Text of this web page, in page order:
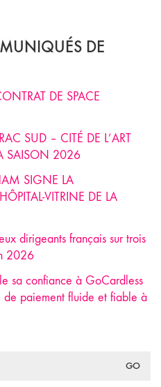
DE
DE SPACE
SUD – CITÉ DE L’ART
SAISON 2026
SIGNE LA
VITRINE DE LA
dirigeants français sur trois
2026
sa confiance à GoCardless
paiement fluide et fiable à